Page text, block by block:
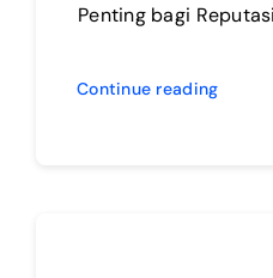
Penting bagi
Continue reading